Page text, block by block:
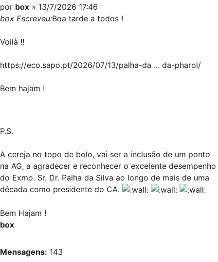
por box » 13/7/2026 17:46
box Escreveu:Boa tarde a todos !
Voilà !!
https://eco.sapo.pt/2026/07/13/palha-da ... da-pharol/
Bem hajam !
P.S.
A cereja no topo de bolo, vai ser a inclusão de um ponto
na AG, a agradecer e reconhecer o excelente desempenho
do Exmo. Sr. Dr. Palha da Silva ao longo de mais de uma
década como presidente do CA.
Bem Hajam !
box
Mensagens: 143